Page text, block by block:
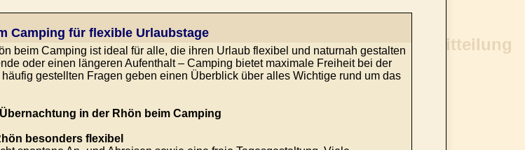
Camping für flexible Urlaubstage
beim Camping ist ideal für alle, die ihren Urlaub flexibel und naturnah gestalten
oder einen längeren Aufenthalt – Camping bietet maximale Freiheit bei der
gestellten Fragen geben einen Überblick über alles Wichtige rund um das
in der Rhön beim Camping
besonders flexibel